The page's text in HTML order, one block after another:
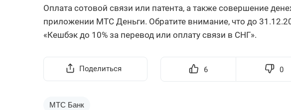
Оплата сотовой связи или патента, а также совершение
приложении МТС Деньги. Обратите внимание, что до
«Кешбэк до 10% за перевод или оплату связи в СНГ».
Поделиться 6 0
МТС Банк